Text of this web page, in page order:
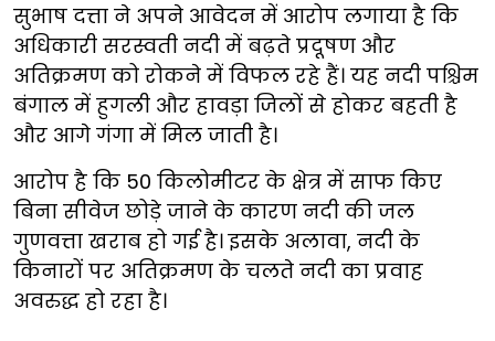
सुभाष दत्ता ने अपने आवेदन में आरोप लगाया है कि
अधिकारी सरस्वती नदी में बढ़ते प्रदूषण और
अतिक्रमण को रोकने में विफल रहे हैं। यह नदी पश्चिम
बंगाल में हुगली और हावड़ा जिलों से होकर बहती है
और आगे गंगा में मिल जाती है।
आरोप है कि 50 किलोमीटर के क्षेत्र में साफ किए
बिना सीवेज छोड़े जाने के कारण नदी की जल
गुणवत्ता खराब हो गई है। इसके अलावा, नदी के
किनारों पर अतिक्रमण के चलते नदी का प्रवाह
अवरुद्ध हो रहा है।